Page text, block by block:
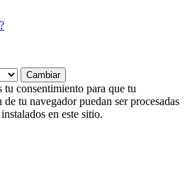
consentimiento para que tu
tu navegador puedan ser procesadas
en este sitio.